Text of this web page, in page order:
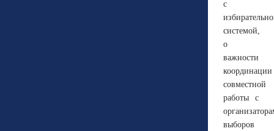
с
системой,
о
важности
координации
совместной
работы с
выборов